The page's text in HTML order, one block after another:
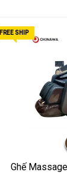
FREE SHIP
Ghế